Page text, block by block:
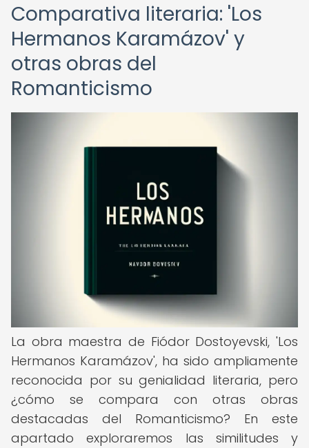
Comparativa literaria: 'Los
Hermanos Karamázov' y
otras obras del
Romanticismo
La obra maestra de Fiódor Dostoyevski, 'Los
Hermanos Karamázov', ha sido ampliamente
reconocida por su genialidad literaria, pero
¿cómo se compara con otras obras
destacadas del Romanticismo? En este
apartado exploraremos las similitudes y